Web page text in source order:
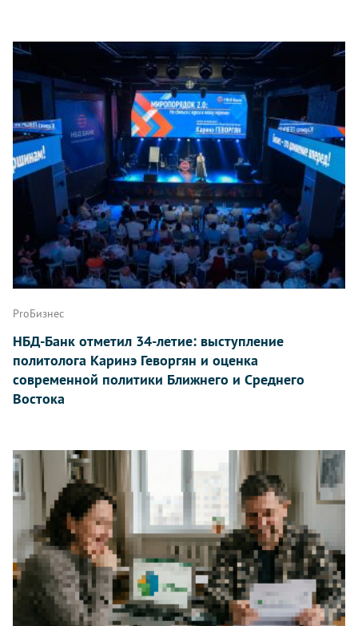
ProБизнес
НБД-Банк отметил 34-летие: выступление
политолога Каринэ Геворгян и оценка
современной политики Ближнего и Среднего
Востока